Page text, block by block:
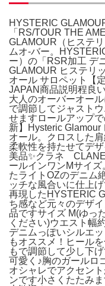
HYSTERIC
「RS/TOUR THE
GLAMOUR（ヒステ
ムオ-バー。
ー）の「RSR加工 デ
GLAMOUR ヒステリ
オール サロペット【
JAPAN商品説明程良
大人のオーバーオー
で調節してジャスト
せますロールアップ
新】Hysteric Glamour
オール。クロスした
柔軟性を持たせてデ
美品✨クラネ
ールインワンMサイ
たライトOZのデニム
ッチな風合いに仕上
再現したHYSTERIC
ち感など元々のデザ
品ですサイズ М(ゆっ
ください)ウエスト幅
デニムっぽいシルエ
もオススメ！ヒール
もで調節して少し下
可愛く♪胸のガールロ
オシャレでアクセン
ンです小さくたたみ